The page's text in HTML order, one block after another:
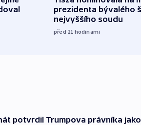
prezidenta bývalého
nejvyššího soudu
před 21 hodinami
potvrdil Trumpova právníka jako